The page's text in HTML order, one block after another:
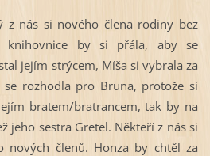
z nás si nového člena rodiny bez
knihovnice by si přála, aby se
jejím strýcem, Míša si vybrala za
se rozhodla pro Bruna, protože si
bratem/bratrancem, tak by na
jeho sestra Gretel. Někteří z nás si
nových členů. Honza by chtěl za